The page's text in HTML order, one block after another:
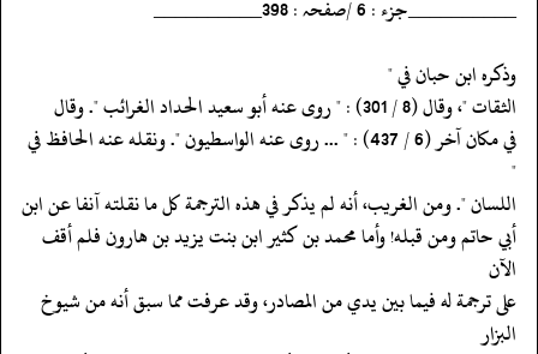
‏‏‏‏__________جزء : 6 /صفحہ : 398__________
‏‏‏‏وذكره ابن حبان في "
‏‏‏‏الثقات "، وقال (8 / 301) : " روى عنه أبو سعيد الحداد الغرائب ". وقال
‏‏‏‏في مكان آخر (6 / 437) : " ... روى عنه الواسطيون ". ونقله عنه الحافظ في
"
‏‏‏‏اللسان ". ومن الغريب، أنه لم يذكر في هذه الترجمة كل ما نقلته آنفا عن ابن
‏‏‏‏أبي حاتم ومن قبله! وأما محمد بن كثير ابن بنت يزيد بن هارون فلم أقف
الآن
‏‏‏‏على ترجمة له فيما بين يدي من المصادر، وقد عرفت مما سبق أنه من شيوخ
البزار